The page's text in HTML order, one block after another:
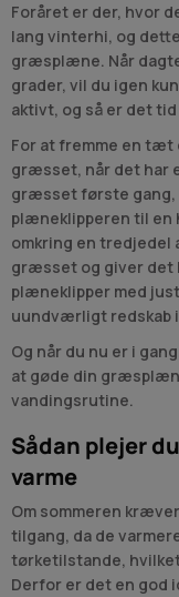
Foråret er der, hvor
lang vinterhi, og
græsplæne. Når
grader, vil du igen
aktivt, og så er det
For at fremme en
græsset, når det har
græsset første gang,
plæneklipperen til en
omkring en
græsset og giver det
plæneklipper med
uundværligt redskab
Og når du nu er i
at gøde din
vandingsrutine.
Sådan plejer
varme
Om sommeren
tilgang, da de
tørketilstande,
Derfor er det en